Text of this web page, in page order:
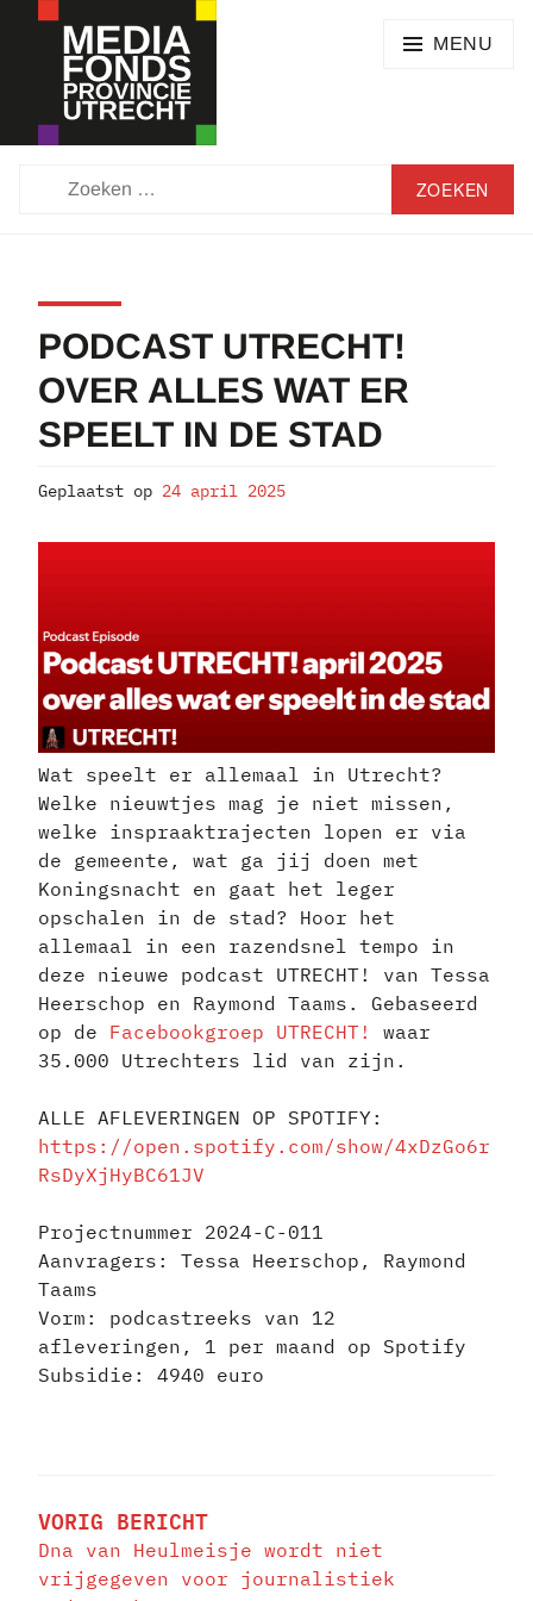
content
MENU
PODCAST UTRECHT!
OVER ALLES WAT ER
SPEELT IN DE STAD
Geplaatst op 24 april 2025
Wat speelt er allemaal in Utrecht?
Welke nieuwtjes mag je niet missen,
welke inspraaktrajecten lopen er via
de gemeente, wat ga jij doen met
Koningsnacht en gaat het leger
opschalen in de stad? Hoor het
allemaal in een razendsnel tempo in
deze nieuwe podcast UTRECHT! van Tessa
Heerschop en Raymond Taams. Gebaseerd
op de Facebookgroep UTRECHT!
waar
35.000 Utrechters lid van zijn.
ALLE AFLEVERINGEN OP SPOTIFY:
https://open.spotify.com/show/4xDzGo6r
RsDyXjHyBC61JV
Projectnummer 2024-C-011
Aanvragers: Tessa Heerschop, Raymond
Taams
Vorm: podcastreeks van 12
afleveringen, 1 per maand op Spotify
Subsidie: 4940 euro
VORIG BERICHT
Dna van Heulmeisje wordt niet
vrijgegeven voor journalistiek